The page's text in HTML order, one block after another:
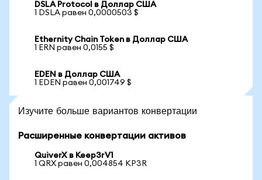
DSLA Protocol в Доллар США
1 DSLA равен 0,0000503 $
Ethernity Chain Token в Доллар США
1 ERN равен 0,0155 $
EDEN в Доллар США
1 EDEN равен 0,001749 $
Изучите больше вариантов конвертации
Расширенные конвертации активов
QuiverX в Keep3rV1
1 QRX равен 0,004854 KP3R